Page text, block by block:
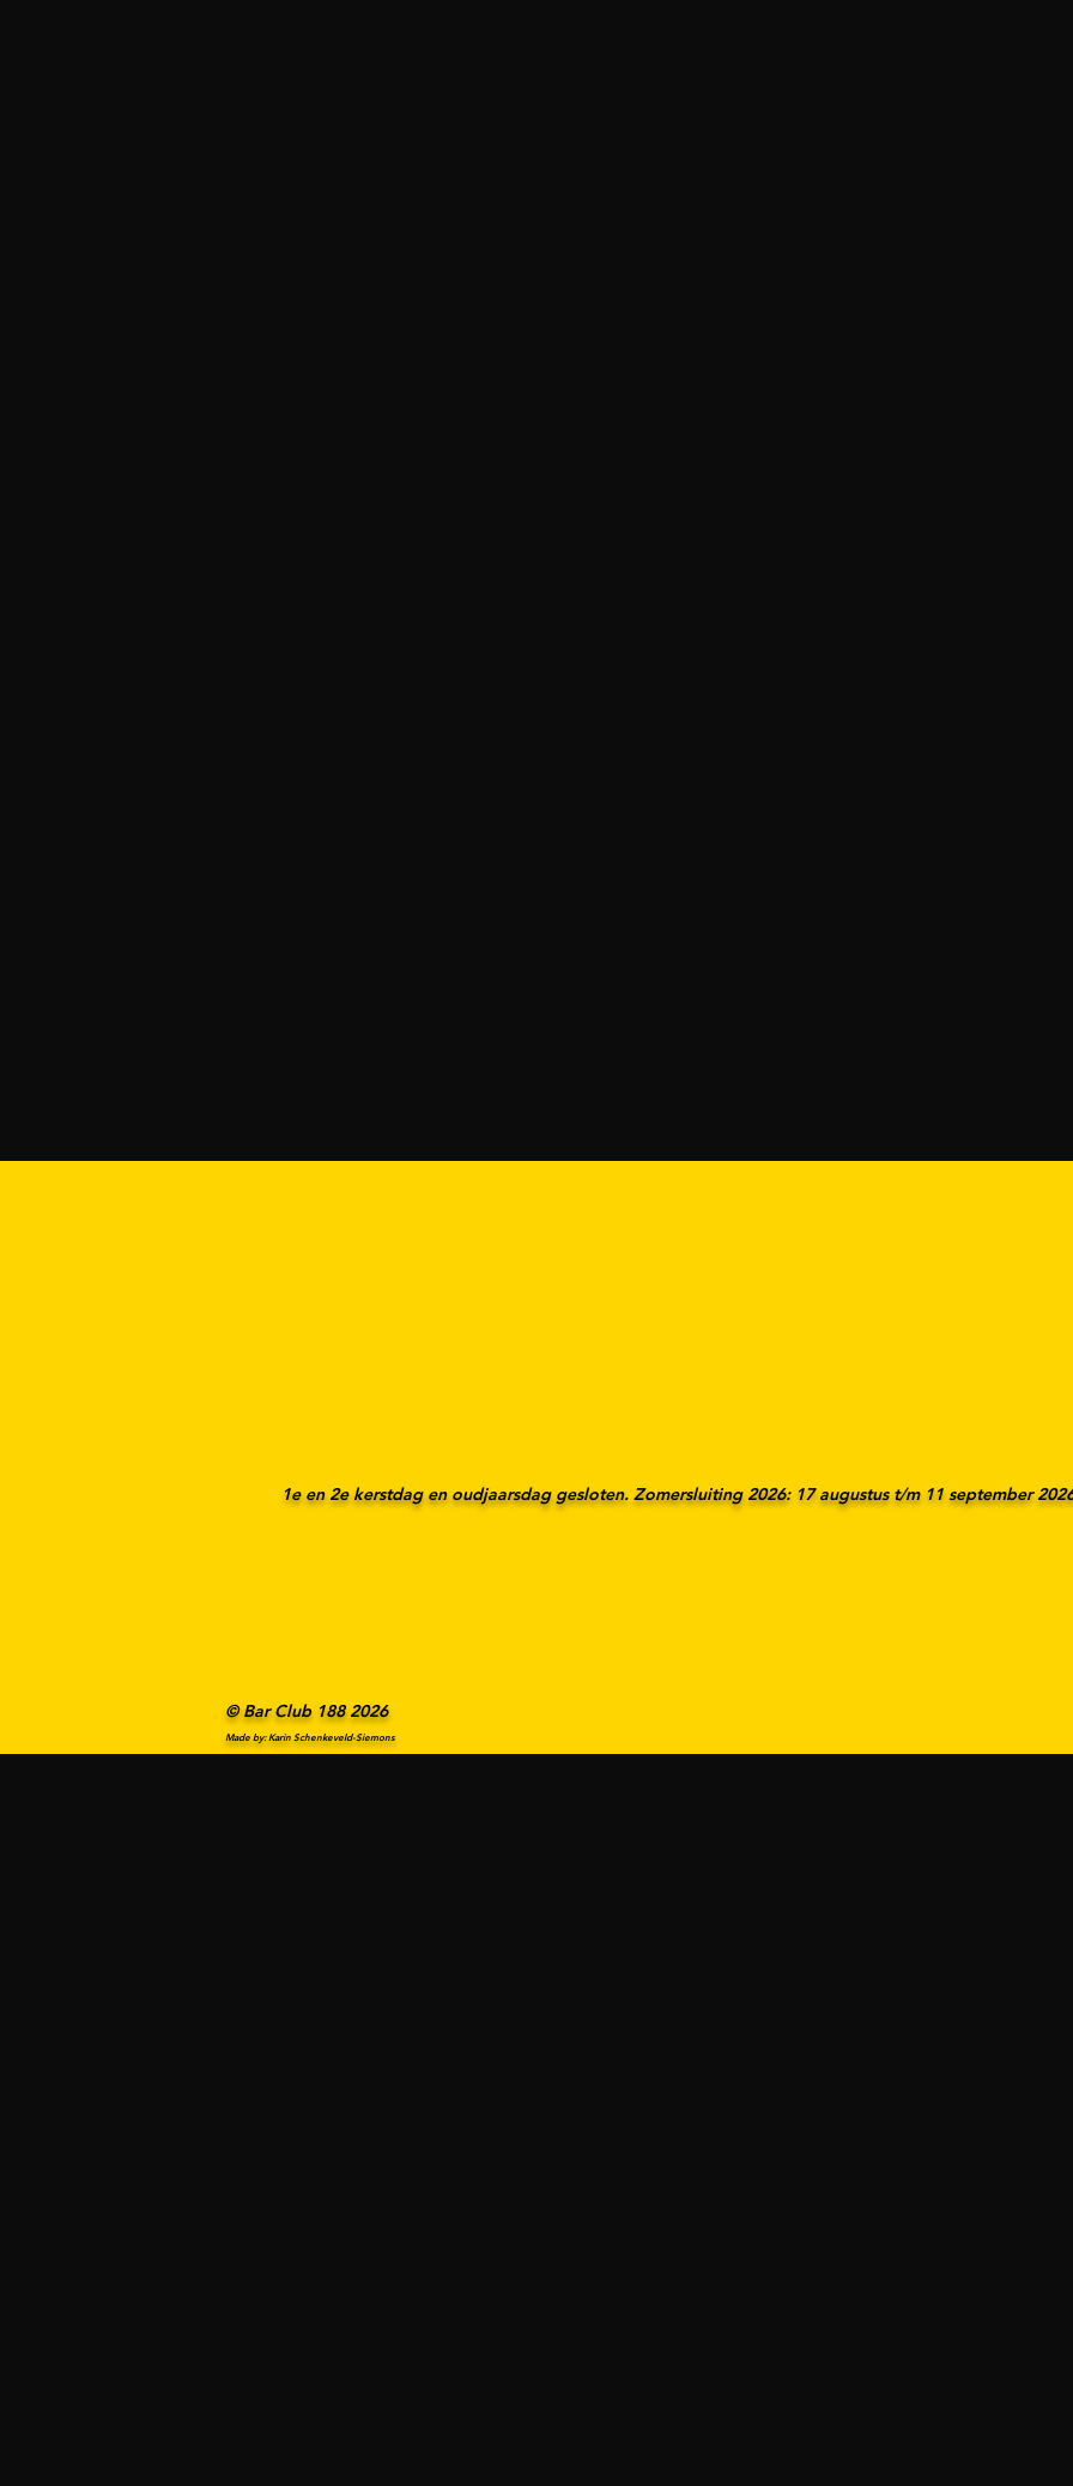
1e en 2e kerstdag en oudjaarsdag gesloten. Zomersluiting 2026: 17 augustus t/m 11 september
© Bar Club 188 2026
Made by: Karin Schenkeveld-Siemons